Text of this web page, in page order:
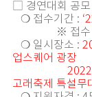
□ 경연대회 공모
❍ 접수기간 :
※ 접수 마감
❍ 일시장소 :
업스퀘어 광장
2022. 10.
고래축제 특설무